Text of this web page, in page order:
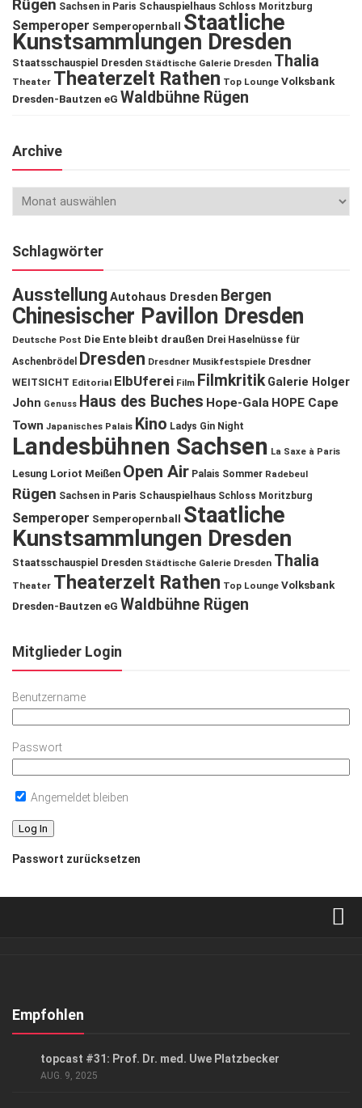
Rügen Sachsen in Paris Schauspielhaus Schloss Moritzburg
Semperoper Semperopernball Staatliche
Kunstsammlungen Dresden
Staatsschauspiel Dresden Städtische Galerie Dresden Thalia
Theater Theaterzelt Rathen Top Lounge Volksbank
Dresden-Bautzen eG Waldbühne Rügen
Archive
Schlagwörter
Ausstellung Autohaus Dresden Bergen
Chinesischer Pavillon Dresden
Deutsche Post Die Ente bleibt draußen Drei Haselnüsse für
Aschenbrödel
Dresden Dresdner Musikfestspiele Dresdner
WEITSICHT Editorial ElbUferei Film Filmkritik Galerie Holger
John Genuss Haus des Buches Hope-Gala HOPE Cape
Town Japanisches Palais Kino Ladys Gin Night
Landesbühnen Sachsen La Saxe à Paris
Lesung Loriot Meißen Open Air Palais Sommer Radebeul
Rügen Sachsen in Paris Schauspielhaus Schloss Moritzburg
Semperoper Semperopernball
Staatliche
Kunstsammlungen Dresden
Staatsschauspiel Dresden Städtische Galerie Dresden Thalia
Theater Theaterzelt Rathen Top Lounge Volksbank
Dresden-Bautzen eG Waldbühne Rügen
Mitglieder Login
Benutzername
Passwort
Angemeldet bleiben
Passwort zurücksetzen
Kontakt, Impressum
Empfohlen
topcast #31: Prof. Dr. med. Uwe Platzbecker
AUG. 9, 2025